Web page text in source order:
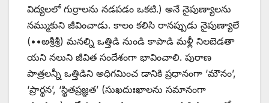
విద్యలలో గుర్రాలను నడపడం ఒకటి.) అనే నైపుణ్యాలను
నమ్ముకుని జీవించాడు. కాలం కలిసి రానప్పుడు నైపుణ్యాలే
(••ఱశ్రీశ్రీ) మనల్ని ఒత్తిడి నుండి కాపాడి మళ్లీ నిలబెడతా
యని నలుని జీవిత సందేశంగా భావించాలి. పురాణ
పాత్రలన్నీ ఒత్తిడిని అధిగమించ డానికి ప్రధానంగా ‘మౌనం’,
‘ప్రార్థన’, ‘స్థితప్రజ్ఞత’ (సుఖదుఃఖాలను సమానంగా